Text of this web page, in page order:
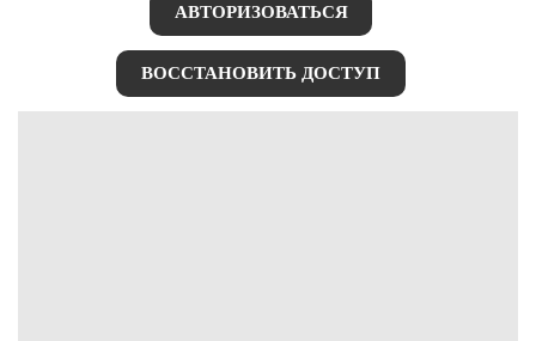
АВТОРИЗОВАТЬСЯ
ВОССТАНОВИТЬ ДОСТУП